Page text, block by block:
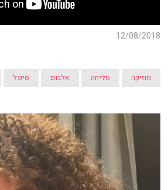
12/08/2018
מוזיקה סליחה אלבום סינגל